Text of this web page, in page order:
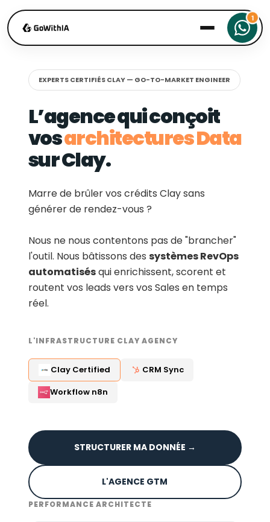
EXPERTS CERTIFIÉS CLAY — GO-TO-MARKET ENGINEER
L’agence qui conçoit
vosarchitectures Data
sur Clay.
Marre de brûler vos crédits Clay sans
générer de rendez-vous ?
Nous ne nous contentons pas de "brancher"
l'outil. Nous bâtissons des systèmes RevOps
automatisésqui enrichissent, scorent et
routent vos leads vers vos Sales en temps
réel.
L'INFRASTRUCTURE CLAY AGENCY
Clay Certified
CRM Sync
Workflow n8n
STRUCTURER MA DONNÉE →
L'AGENCE GTM
PERFORMANCE ARCHITECTE